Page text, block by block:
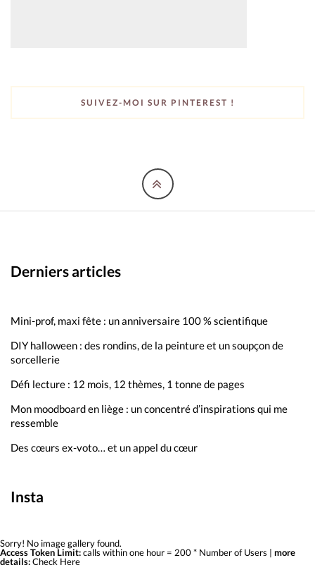
SUIVEZ-MOI SUR PINTEREST !
Derniers articles
Mini-prof, maxi fête : un anniversaire 100 % scientifique
DIY halloween : des rondins, de la peinture et un soupçon de
sorcellerie
Défi lecture : 12 mois, 12 thèmes, 1 tonne de pages
Mon moodboard en liège : un concentré d’inspirations qui me
ressemble
Des cœurs ex-voto… et un appel du cœur
Insta
Sorry! No image gallery found.
Access Token Limit:calls within one hour = 200 * Number of Users | more
details:Check Here